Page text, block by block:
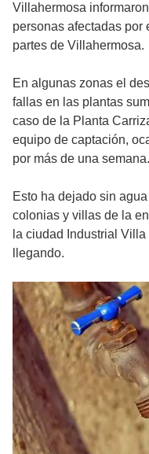
Villahermosa
personas afectadas por
partes de Villahermosa.
En algunas zonas el
fallas en las plantas
caso de la Planta
equipo de captación,
por más de una semana.
Esto ha dejado sin
colonias y villas de la
la ciudad Industrial
llegando.